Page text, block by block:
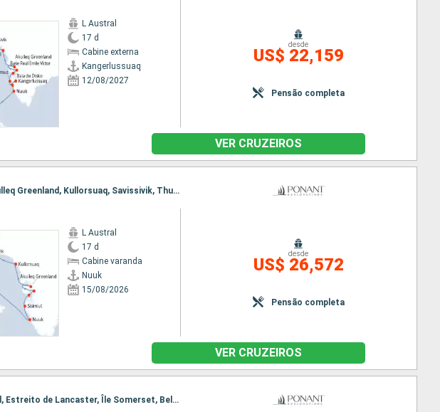
L Austral
17 d
Cabine externa
Kangerlussuaq
12/08/2027
desde
US$ 22,159
Pensão completa
VER CRUZEIROS
Itinerário : Nuuk, Sisimiut, Baia de Disko, Base Paul Emile Victor, Akulleq Greenland, Kullorsuaq, Savissivik, Thule, Pond Inlet, Estreito de Lancaster, Nooralak, Nuuk
L Austral
17 d
Cabine varanda
Nuuk
15/08/2026
desde
US$ 26,572
Pensão completa
VER CRUZEIROS
Itinerário : Nuuk, Nooralak, Baia de Disko, Pond Inlet, Philpots Island, Estreito de Lancaster, Île Somerset, Bellot stait, Prince of Wales Strait, Île de Prescott, Prince of Wales Strait, Estreito de Lancaster, Beechey (ilha), Estreito de Lancaster, Svartenhavn, Qeqertarsuaq, Evighedsfjorden, Nuuk